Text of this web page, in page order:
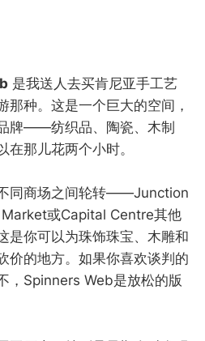
是我送人去买肯尼亚手工艺
那种。这是一个巨大的空间，
牌——纺织品、陶瓷、木制
那儿花两个小时。
同商场之间轮转——Junction
或Capital Centre其他
是你可以为珠饰珠宝、木雕和
价的地方。如果你喜欢谈判的
，Spinners Web是放松的版